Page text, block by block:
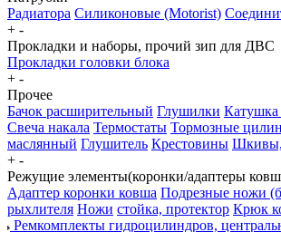
Радиатора Силиконовые (Motorist)
+ -
Прокладки и наборы, прочий зип для ДВС
Прокладки головки блока
+ -
Прочее
Бачок расширительный Глушилки Катушка
Свеча накала Термостаты Тормозные
маслянный Глушитель Крестовины Шкивы,
+ -
Режущие элементы(коронки/адаптеры
Адаптер коронки ковша Подрезные ножи
рыхлителя Ножи стойка, протектор Крюк
Ремкомплекты гидроцилиндров,